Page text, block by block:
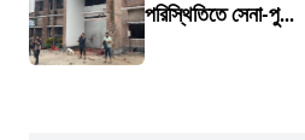
পরিস্থিতিতে সেনা-পু...